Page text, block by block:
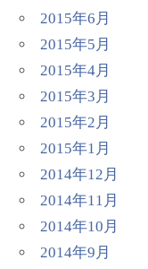
2015年6月
2015年5月
2015年4月
2015年3月
2015年2月
2015年1月
2014年12月
2014年11月
2014年10月
2014年9月